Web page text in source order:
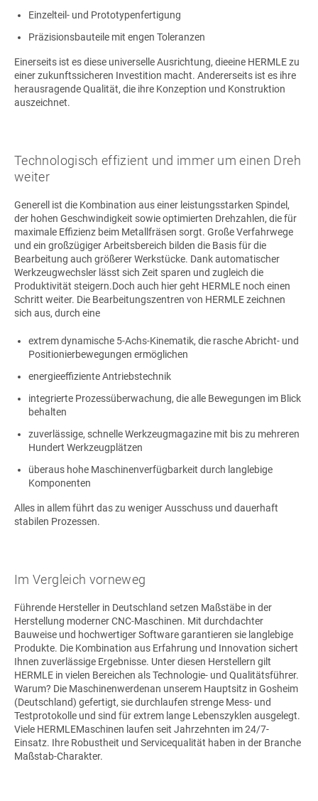
Einzelteil- und Prototypenfertigung
Präzisionsbauteile mit engen Toleranzen
Einerseits ist es diese universelle Ausrichtung, dieeine HERMLE zu
einer zukunftssicheren Investition macht. Andererseits ist es ihre
herausragende Qualität, die ihre Konzeption und Konstruktion
auszeichnet.
Technologisch effizient und immer um einen Dreh
weiter
Generell ist die Kombination aus einer leistungsstarken Spindel,
der hohen Geschwindigkeit sowie optimierten Drehzahlen, die für
maximale Effizienz beim Metallfräsen sorgt. Große Verfahrwege
und ein großzügiger Arbeitsbereich bilden die Basis für die
Bearbeitung auch größerer Werkstücke. Dank automatischer
Werkzeugwechsler lässt sich Zeit sparen und zugleich die
Produktivität steigern.Doch auch hier geht HERMLE noch einen
Schritt weiter. Die Bearbeitungszentren von HERMLE zeichnen
sich aus, durch eine
extrem dynamische 5-Achs-Kinematik, die rasche Abricht- und
Positionierbewegungen ermöglichen
energieeffiziente Antriebstechnik
integrierte Prozessüberwachung, die alle Bewegungen im Blick
behalten
zuverlässige, schnelle Werkzeugmagazine mit bis zu mehreren
Hundert Werkzeugplätzen
überaus hohe Maschinenverfügbarkeit durch langlebige
Komponenten
Alles in allem führt das zu weniger Ausschuss und dauerhaft
stabilen Prozessen.
Im Vergleich vorneweg
Führende Hersteller in Deutschland setzen Maßstäbe in der
Herstellung moderner CNC-Maschinen. Mit durchdachter
Bauweise und hochwertiger Software garantieren sie langlebige
Produkte. Die Kombination aus Erfahrung und Innovation sichert
Ihnen zuverlässige Ergebnisse. Unter diesen Herstellern gilt
HERMLE in vielen Bereichen als Technologie- und Qualitätsführer.
Warum? Die Maschinenwerdenan unserem Hauptsitz in Gosheim
(Deutschland) gefertigt, sie durchlaufen strenge Mess- und
Testprotokolle und sind für extrem lange Lebenszyklen ausgelegt.
Viele HERMLEMaschinen laufen seit Jahrzehnten im 24/7-
Einsatz. Ihre Robustheit und Servicequalität haben in der Branche
Maßstab-Charakter.